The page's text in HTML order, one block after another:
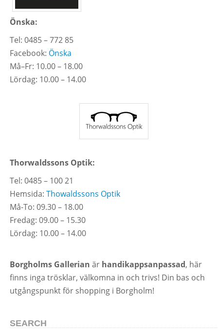
Önska:
Tel: 0485 – 772 85
Facebook: Önska
Må–Fr: 10.00 – 18.00
Lördag: 10.00 – 14.00
Thorwaldssons Optik:
Tel: 0485 – 100 21
Hemsida: Thowaldssons Optik
Må-To: 09.30 – 18.00
Fredag: 09.00 – 15.30
Lördag: 10.00 – 14.00
Borgholms Gallerian är handikappsanpassad, här
finns inga trösklar, välkomna in och trivs! Din bas och
utgångspunkt för shopping i Borgholm!
SEARCH